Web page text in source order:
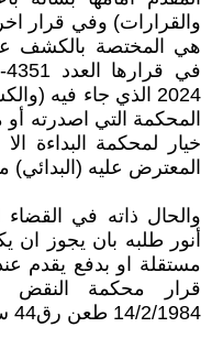
والقرارات) وفي قرار
هي المختصة بالكشف
2024 الذي جاء فيه
المحكمة التي اصدرته أو
خيار لمحكمة البداءة
المعترض عليه
والحال ذاته في
أنور طلبه بان يجوز
مستقلة او بدفع يقدم
قرار محكمة النقض
14/2/1984 طعن رق44 سنة 46 قضائية[11]